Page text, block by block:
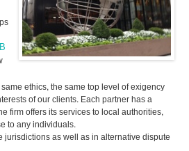
ethics, the same top level of exigency
of our clients. Each partner has a
firm offers its services to local authorities,
to any individuals.
as well as in alternative dispute